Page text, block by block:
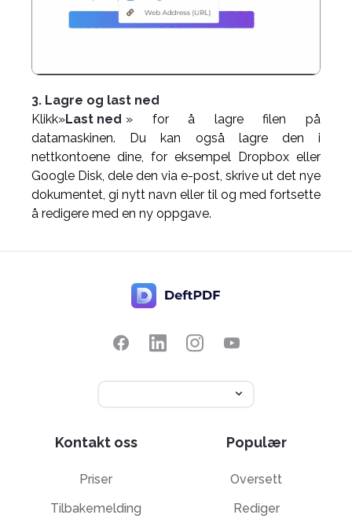
3. Lagre og last ned
Klikk»Last ned » for å lagre filen på
datamaskinen. Du kan også lagre den i
nettkontoene dine, for eksempel Dropbox eller
Google Disk, dele den via e-post, skrive ut det nye
dokumentet, gi nytt navn eller til og med fortsette
å redigere med en ny oppgave.
Kontakt oss
Priser
Tilbakemelding
Populær
Oversett
Rediger